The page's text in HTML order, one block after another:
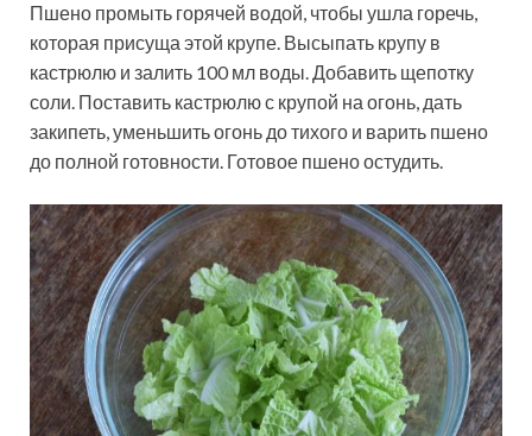
Пшено промыть горячей водой, чтобы ушла горечь,
которая присуща этой крупе. Высыпать крупу в
кастрюлю и залить 100 мл воды. Добавить щепотку
соли. Поставить кастрюлю с крупой на огонь, дать
закипеть, уменьшить огонь до тихого и варить пшено
до полной готовности. Готовое пшено остудить.